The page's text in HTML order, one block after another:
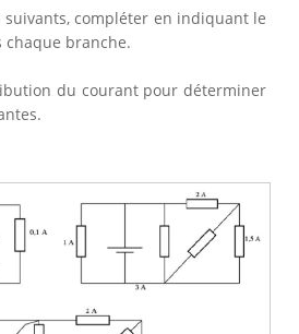
compléter en indiquant le
chaque branche.
du courant pour déterminer